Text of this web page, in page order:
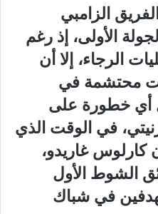
الزامبي
الأولى، إذ رغم
الرجاء، إلا أن
محتشمة في
أي خطورة على
في الوقت الذي
كارلوس غاريدو،
الشوط الأول
في شباك